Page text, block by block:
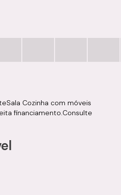
Cozinha com móveis
financiamento.Consulte